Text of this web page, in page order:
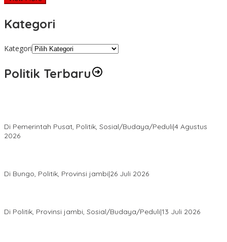
Kategori
Kategori
Politik Terbaru
Di Pemerintah Pusat, Politik, Sosial/Budaya/Peduli|4 Agustus
2026
Di Bungo, Politik, Provinsi jambi|26 Juli 2026
Di Politik, Provinsi jambi, Sosial/Budaya/Peduli|13 Juli 2026